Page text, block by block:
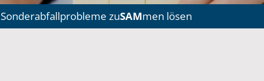
Sonderabfallprobleme zuSAMmen lösen